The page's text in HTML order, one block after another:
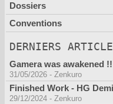
Dossiers
Conventions
DERNIERS
Gamera was awakened !!
31/05/2026 - Zenkuro
Finished Work - HG
29/12/2024 - Zenkuro